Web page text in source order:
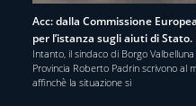
Acc: dalla Commissione
per l’istanza sugli aiuti di
Intanto, il sindaco di Borgo
Provincia Roberto Padrin scrivono al
affinchè la situazione si